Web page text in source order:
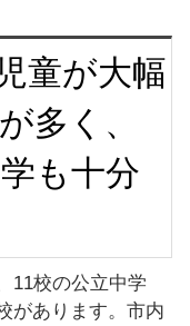
童が大幅
多く、
も十分
11校の公立中学
があります。市内